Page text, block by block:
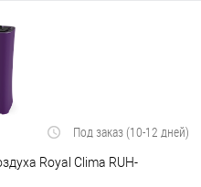
Под заказ (10-12 дней)
Royal Clima RUH-